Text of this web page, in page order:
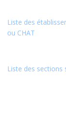
Liste des
ou CHAT
Liste des sections